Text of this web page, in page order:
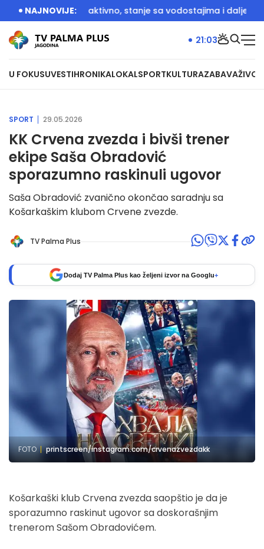
NAJNOVIJE:
Devet požara aktivno, stanje sa vodostajima i dalje kritično
U FOKUSUVESTIHRONIKALOKALSPORTKULTURAZABAVAŽIVOT
21:03
SPORT 29.05.2026
KK Crvena zvezda i bivši trener
ekipe Saša Obradović
sporazumno raskinuli ugovor
Saša Obradović zvanično okončao saradnju sa
Košarkaškim klubom Crvene zvezde.
TV Palma Plus
Dodaj TV Palma Plus kao željeni izvor na Googlu+
FOTO printscreen/instagram.com/crvenazvezdakk
Košarkaški klub Crvena zvezda saopštio je da je
sporazumno raskinut ugovor sa doskorašnjim
trenerom Sašom Obradovićem.